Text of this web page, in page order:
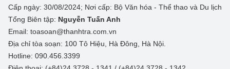
Cấp ngày: 30/08/2024; Nơi cấp: Bộ Văn hóa - Thể thao và Du lịch
Tổng Biên tập: Nguyễn Tuấn Anh
Email: toasoan@thanhtra.com.vn
Địa chỉ tòa soạn: 100 Tô Hiệu, Hà Đông, Hà Nội.
Hotline: 090.456.3399